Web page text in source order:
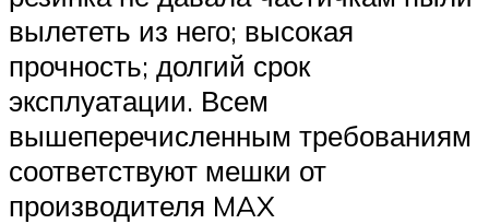
вылететь из него; высокая
прочность; долгий срок
эксплуатации. Всем
вышеперечисленным требованиям
соответствуют мешки от
производителя MAX